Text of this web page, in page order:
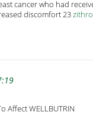
cancer who had
discomfort 23
Affect WELLBUTRIN